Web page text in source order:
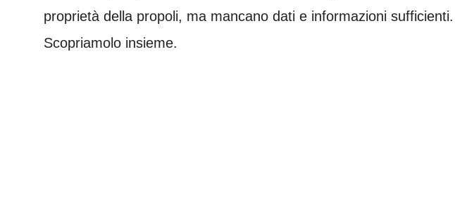
proprietà della propoli, ma mancano dati e informazioni
Scopriamolo insieme.